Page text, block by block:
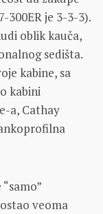
300ER je 3-3-3).
oblik kauča,
sedišta.
kabine, sa
kabini
a, Cathay
veoma